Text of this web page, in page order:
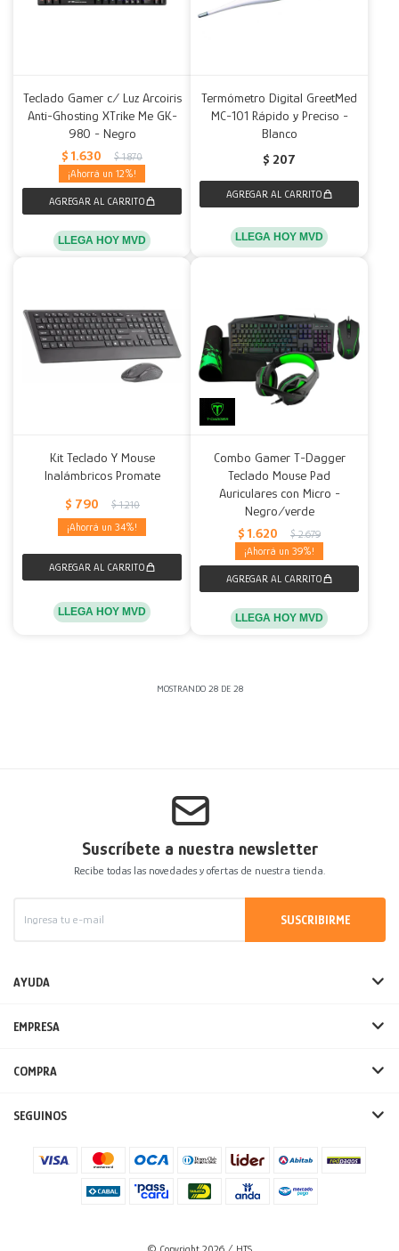
Teclado Gamer c/ Luz Arcoiris
Anti-Ghosting XTrike Me GK-
980 - Negro
$ 1.630 $ 1.870
12
LLEGA HOY MVD
Termómetro Digital GreetMed
MC-101 Rápido y Preciso -
Blanco
$ 207
LLEGA HOY MVD
Kit Teclado Y Mouse
Inalámbricos Promate
$ 790 $ 1.210
34
LLEGA HOY MVD
Combo Gamer T-Dagger
Teclado Mouse Pad
Auriculares con Micro -
Negro/verde
$ 1.620 $ 2.679
39
LLEGA HOY MVD
MOSTRANDO 28DE 28
Suscríbete a nuestra newsletter
Recibe todas las novedades y ofertas de nuestra tienda.
SUSCRIBIRME
AYUDA
EMPRESA
COMPRA
SEGUINOS